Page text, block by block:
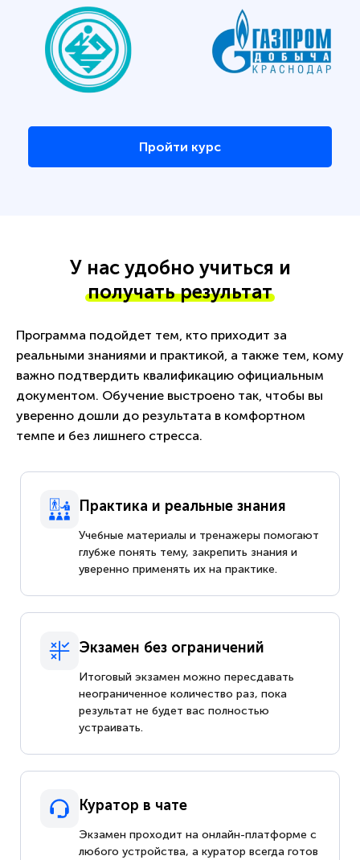
Пройти курс
У нас удобно учиться и
получать результат
Программа подойдет тем, кто приходит за
реальными знаниями и практикой, а также тем, кому
важно подтвердить квалификацию официальным
документом. Обучение выстроено так, чтобы вы
уверенно дошли до результата в комфортном
темпе и без лишнего стресса.
Практика и реальные знания
Учебные материалы и тренажеры помогают
глубже понять тему, закрепить знания и
уверенно применять их на практике.
Экзамен без ограничений
Итоговый экзамен можно пересдавать
неограниченное количество раз, пока
результат не будет вас полностью
устраивать.
Куратор в чате
Экзамен проходит на онлайн-платформе с
любого устройства, а куратор всегда готов